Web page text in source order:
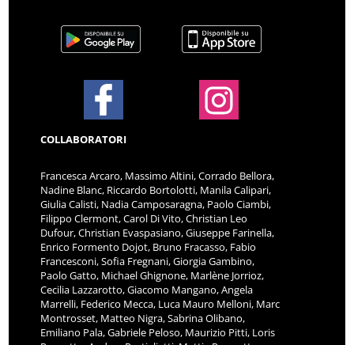
COLLABORATORI
Francesca Arcaro, Massimo Altini, Corrado Bellora,
Nadine Blanc, Riccardo Bortolotti, Manila Calipari,
Giulia Calisti, Nadia Camposaragna, Paolo Ciambi,
Filippo Clermont, Carol Di Vito, Christian Leo
Dufour, Christian Evaspasiano, Giuseppe Farinella,
Enrico Formento Dojot, Bruno Fracasso, Fabio
Francesconi, Sofia Fregnani, Giorgia Gambino,
Paolo Gatto, Michael Ghignone, Marlène Jorrioz,
Cecilia Lazzarotto, Giacomo Mangano, Angela
Marrelli, Federico Mecca, Luca Mauro Melloni, Marc
Montrosset, Matteo Nigra, Sabrina Olibano,
Emiliano Pala, Gabriele Peloso, Maurizio Pitti, Loris